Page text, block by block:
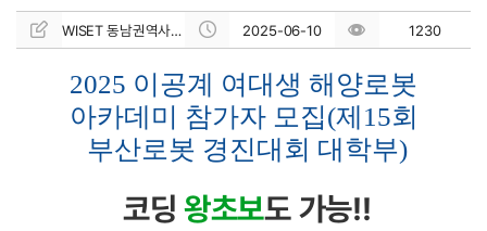
WISET 동남권역사업단 2025-06-10 1230
2025 이공계 여대생 해양로봇
아카데미 참가자 모집(제15회
부산로봇 경진대회 대학부)
코딩 왕초보도 가능!!